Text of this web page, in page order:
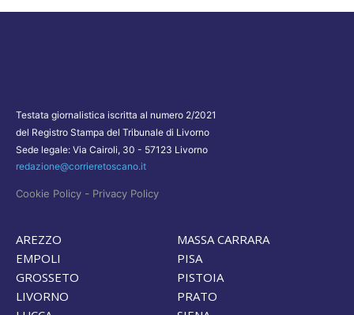
Testata giornalistica iscritta al numero 2/2021
del Registro Stampa del Tribunale di Livorno
Sede legale: Via Cairoli, 30 - 57123 Livorno
redazione@corrieretoscano.it
Cookie Policy - Privacy Policy
AREZZO
EMPOLI
GROSSETO
LIVORNO
MASSA CARRARA
PISA
PISTOIA
PRATO